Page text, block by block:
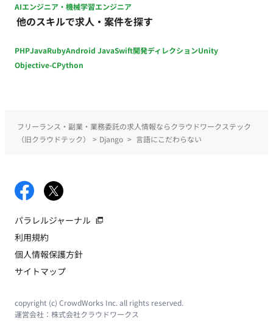
AIエンジニア・機械学習エンジニア
他のスキルで求人・案件を探す
PHPJavaRubyAndroid JavaSwift開発ディレクションUnity
Objective-CPython
フリーランス・副業・業務委託の求人情報ならクラウドワークステック
（旧クラウドテック）
> Django > 言語にこだわらない
パラレルジャーナル
利用規約
個人情報保護方針
サイトマップ
copyright (c) CrowdWorks Inc. all rights reserved.
運営会社： 株式会社クラウドワークス